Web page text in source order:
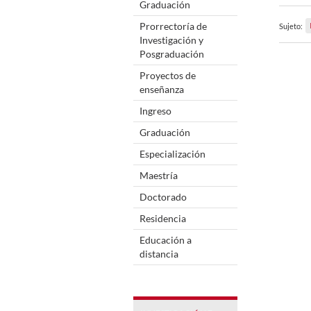
Graduación
Prorrectoría de
Investigación y
Posgraduación
Proyectos de
enseñanza
Ingreso
Graduación
Especialización
Maestría
Doctorado
Residencia
Educación a
distancia
Sujeto: